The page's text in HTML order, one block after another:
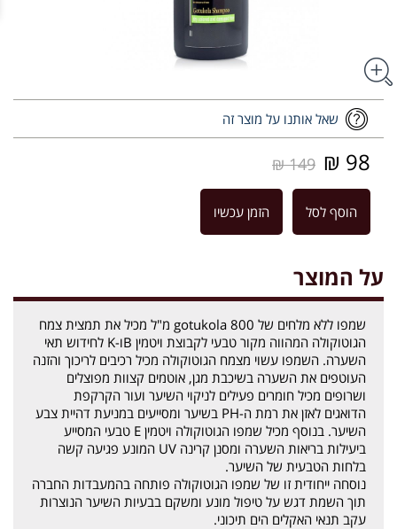
שאל אותנו על מוצר זה
98 ₪
149 ₪
הוסף לסל הזמן עכשיו
על המוצר
שמפו ללא מלחים של gotukola 800 מ"ל מכיל את תמצית צמח
הגוטוקולה המהווה מקור טבעי לקבוצת ויטמין Bו-K לחידוש תאי
השערה. השמפו עשוי מצמח הגוטוקולה מכיל רכיבים לריכוך והזנה
העוטפים את השערה בשיכבת מגן, אוטמים קצוות מפוצלים
ושרופים מכיל חומרים פעילים לניקוי השיער ועור הקרקפת
הדואגים לאזן את רמת ה-PH בשיער ומסייעים במניעת דהיית צבע
השיער. בנוסף מכיל שמפו הגוטוקולה ויטמין E טבעי המסייע
ביעילות בריאות השערה ומסנן קרינה UV המונע פגיעה קשה
בלחות הטבעית של השיער.
נוסחה ייחודית זו של שמפו הגוטוקולה פותחה בהמעבדות החברה
תוך השמת דגש על טיפול מונע ומשקם בבעיות השיער הנוצרות
עקב תנאי האקלים הים תיכוני.